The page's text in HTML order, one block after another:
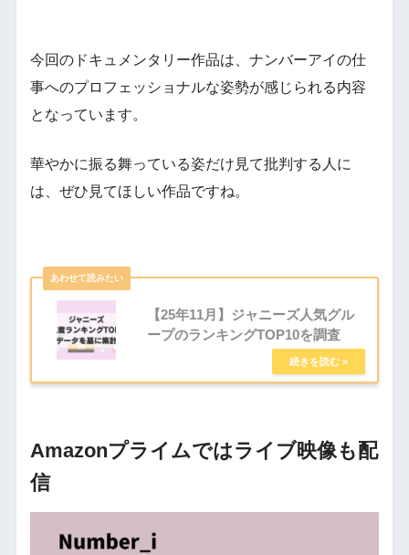
今回のドキュメンタリー作品は、ナンバーアイの仕
事へのプロフェッショナルな姿勢が感じられる内容
となっています。
華やかに振る舞っている姿だけ見て批判する人に
は、ぜひ見てほしい作品ですね。
【25年11月】ジャニーズ人気グル
ープのランキングTOP10を調査
Amazonプライムではライブ映像も配
信